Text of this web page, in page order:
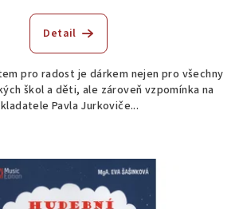
Detail
pro radost je dárkem nejen pro všechny
škol a děti, ale zároveň vzpomínka na
Pavla Jurkoviče...